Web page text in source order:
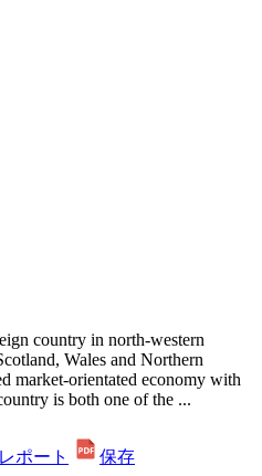
country in north-western
Wales and Northern
market-orientated economy with
is both one of the ...
ポート
保存